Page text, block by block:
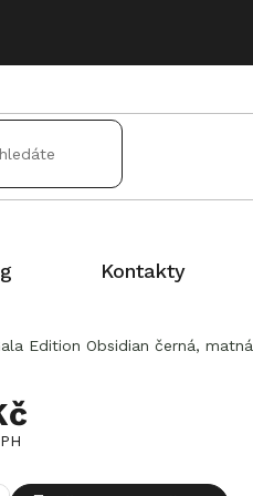
Kontakty
Edition Obsidian černá, matná